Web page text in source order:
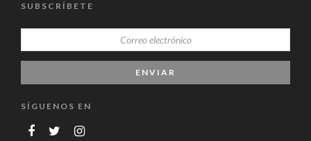
SUBSCRÍBETE
SÍGUENOS EN